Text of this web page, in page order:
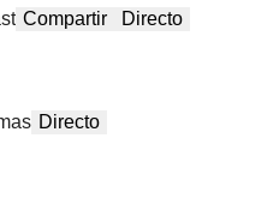
Compartir Directo
Directo